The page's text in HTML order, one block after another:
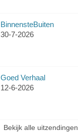
BinnensteBuiten
30-7-2026
Goed Verhaal
12-6-2026
Bekijk alle uitzendingen